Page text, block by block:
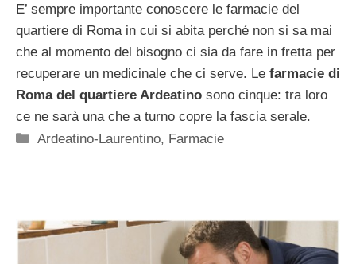
E’ sempre importante conoscere le farmacie del
quartiere di Roma in cui si abita perché non si sa mai
che al momento del bisogno ci sia da fare in fretta per
recuperare un medicinale che ci serve. Le farmacie di
Roma del quartiere Ardeatino sono cinque: tra loro
ce ne sarà una che a turno copre la fascia serale.
Categorie
Ardeatino-Laurentino, Farmacie